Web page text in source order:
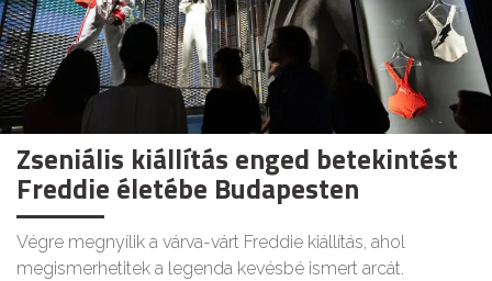
Zseniális kiállítás enged betekintést
Freddie életébe Budapesten
Végre megnyílik a várva-várt Freddie kiállítás, ahol
megismerhetitek a legenda kevésbé ismert arcát.